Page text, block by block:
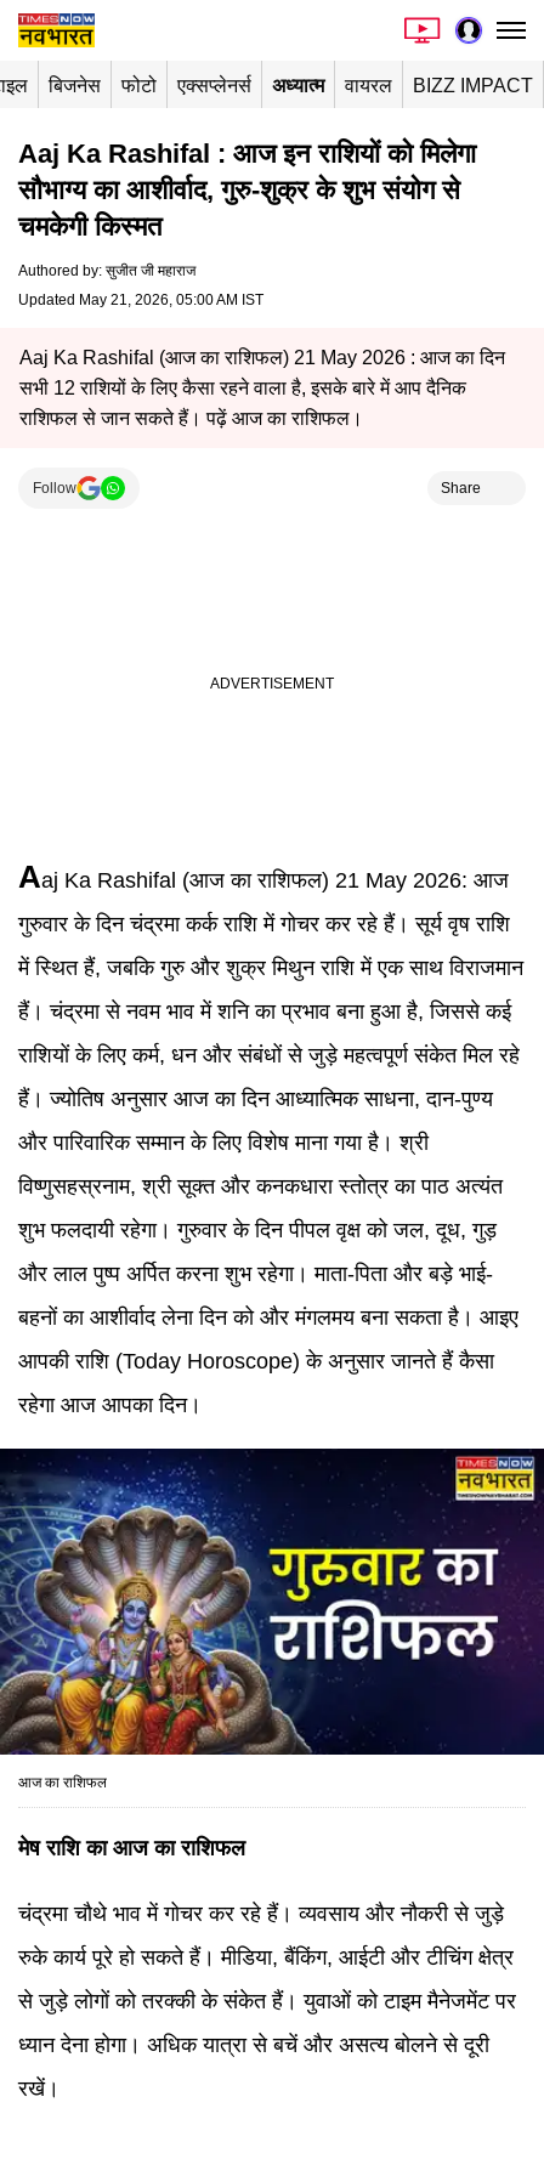
बिजनेस फोटो एक्सप्लेनर्स अध्यात्म वायरल BIZZ IMPACT
Aaj Ka Rashifal : आज इन राशियों को मिलेगा
सौभाग्य का आशीर्वाद, गुरु-शुक्र के शुभ संयोग से
चमकेगी किस्मत
Authored by: सुजीत जी महाराज
Updated May 21, 2026, 05:00 AM IST
Aaj Ka Rashifal (आज का राशिफल) 21 May 2026 : आज का दिन
सभी 12 राशियों के लिए कैसा रहने वाला है, इसके बारे में आप दैनिक
राशिफल से जान सकते हैं। पढ़ें आज का राशिफल।
Follow Share
Aaj Ka Rashifal (आज का राशिफल) 21 May 2026: आज
गुरुवार के दिन चंद्रमा कर्क राशि में गोचर कर रहे हैं। सूर्य वृष राशि
में स्थित हैं, जबकि गुरु और शुक्र मिथुन राशि में एक साथ विराजमान
हैं। चंद्रमा से नवम भाव में शनि का प्रभाव बना हुआ है, जिससे कई
राशियों के लिए कर्म, धन और संबंधों से जुड़े महत्वपूर्ण संकेत मिल रहे
हैं। ज्योतिष अनुसार आज का दिन आध्यात्मिक साधना, दान-पुण्य
और पारिवारिक सम्मान के लिए विशेष माना गया है। श्री
विष्णुसहस्रनाम, श्री सूक्त और कनकधारा स्तोत्र का पाठ अत्यंत
शुभ फलदायी रहेगा। गुरुवार के दिन पीपल वृक्ष को जल, दूध, गुड़
और लाल पुष्प अर्पित करना शुभ रहेगा। माता-पिता और बड़े भाई-
बहनों का आशीर्वाद लेना दिन को और मंगलमय बना सकता है। आइए
आपकी राशि (Today Horoscope) के अनुसार जानते हैं कैसा
रहेगा आज आपका दिन।
आज का राशिफल
मेष राशि का आज का राशिफल
चंद्रमा चौथे भाव में गोचर कर रहे हैं। व्यवसाय और नौकरी से जुड़े
रुके कार्य पूरे हो सकते हैं। मीडिया, बैंकिंग, आईटी और टीचिंग क्षेत्र
से जुड़े लोगों को तरक्की के संकेत हैं। युवाओं को टाइम मैनेजमेंट पर
ध्यान देना होगा। अधिक यात्रा से बचें और असत्य बोलने से दूरी
रखें।